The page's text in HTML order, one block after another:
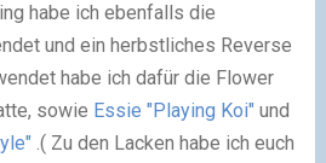
habe ich ebenfalls die
und ein herbstliches Reverse
habe ich dafür die Flower
sowie Essie "Playing Koi" und
.( Zu den Lacken habe ich euch